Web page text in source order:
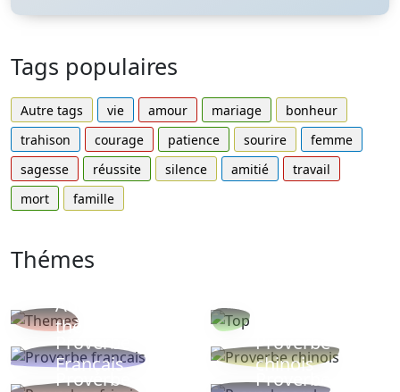
Tags populaires
Autre tags vie amour mariage
bonheur
trahison
courage patience sourire
femme
sagesse
réussite silence amitié
travail
mort
famille
Thémes
Autres
thèmes
Proverbe
Français
Proverbe
chinois
Proverbe
Proverbe